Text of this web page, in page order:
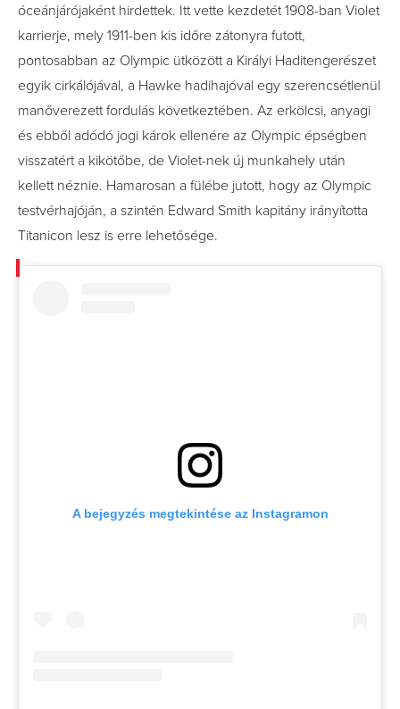
óceánjárójaként hirdettek. Itt vette kezdetét 1908-ban Violet
karrierje, mely 1911-ben kis időre zátonyra futott,
pontosabban az Olympic ütközött a Királyi Haditengerészet
egyik cirkálójával, a Hawke hadihajóval egy szerencsétlenül
manőverezett fordulás következtében. Az erkölcsi, anyagi
és ebből adódó jogi károk ellenére az Olympic épségben
visszatért a kikötőbe, de Violet-nek új munkahely után
kellett néznie. Hamarosan a fülébe jutott, hogy az Olympic
testvérhajóján, a szintén Edward Smith kapitány irányította
Titanicon lesz is erre lehetősége.
A bejegyzés megtekintése az Instagramon